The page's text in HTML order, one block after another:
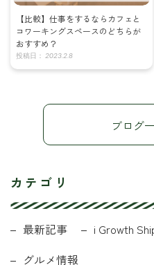
【比較】仕事をするならカフェと
コワーキングスペースのどちらが
おすすめ？
2023.2.8
ブログ
カテゴリ
最新記事 i Growth
グルメ情報